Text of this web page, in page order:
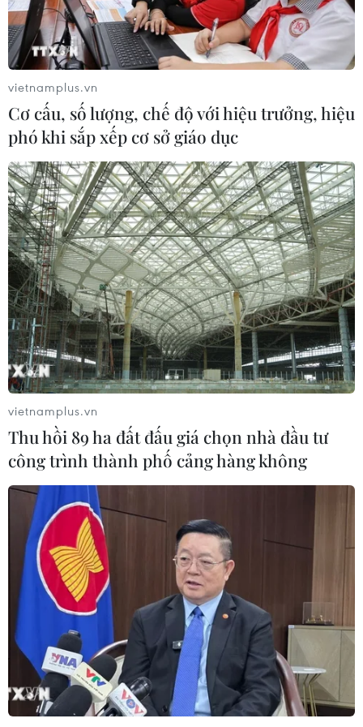
Bí mật sau những chung cư không
niên hạn ở Pháp
04/08/2026 01:03
Ukraine tiếp tục dội UAV vào
Nga
03/08/2026 15:02
Lãnh đạo EU kêu gọi 'hành động
thống nhất' về biên giới
03/08/2026 14:35
Xem thêm
CƠ QUAN CHỦ QUẢN: THÔNG TẤN XÃ VIỆT NAM
Tổng Biên tập: TRẦN TIẾN DUẨN
Phó Tổng Biên tập: NGUYỄN THỊ TÁM, KHÚC THANH
THỦY
Sở hữu trí tuệ
Quy định sử dụng
RSS
Hỗ trợ
Ngôn ngữ
TTXVN
Dịch vụ tin
Quảng cáo
vietnamplus.vn
Cơ cấu, số lượng, chế độ với hiệu trưởng, hiệu
phó khi sắp xếp cơ sở giáo dục
vietnamplus.vn
Thu hồi 89 ha đất đấu giá chọn nhà đầu tư
công trình thành phố cảng hàng không